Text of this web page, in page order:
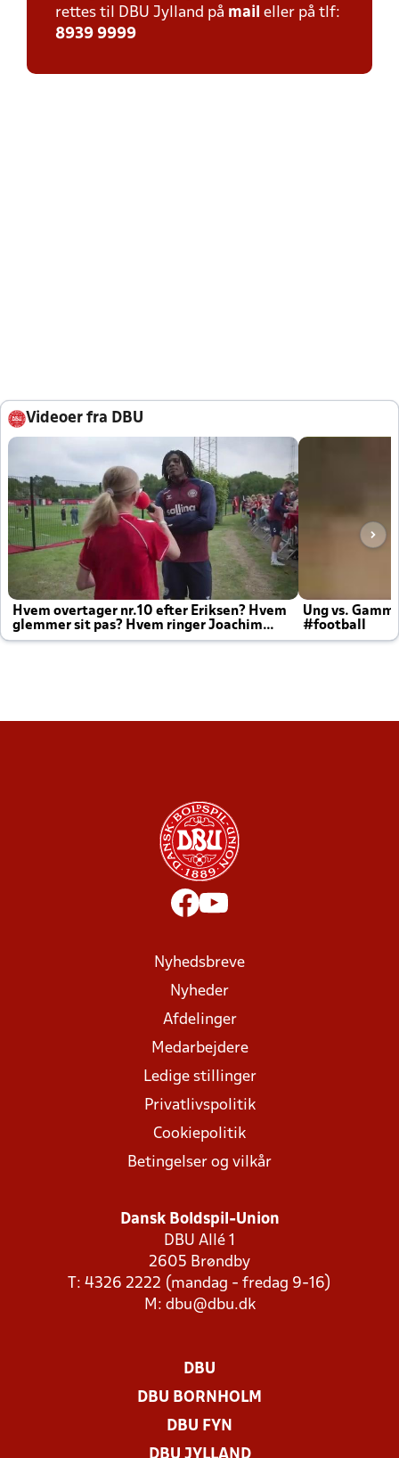
rettes til DBU Jylland på mail eller på tlf:
8939 9999
Videoer fra DBU
Hvem overtager nr.10 efter Eriksen? Hvem
glemmer sit pas? Hvem ringer Joachim
altid til efter kampe?
Ung vs.
#football
Nyhedsbreve
Nyheder
Afdelinger
Medarbejdere
Ledige stillinger
Privatlivspolitik
Cookiepolitik
Betingelser og vilkår
Dansk Boldspil-Union
DBU Allé 1
2605 Brøndby
T: 4326 2222 (mandag - fredag 9-16)
M: dbu@dbu.dk
DBU
DBU BORNHOLM
DBU FYN